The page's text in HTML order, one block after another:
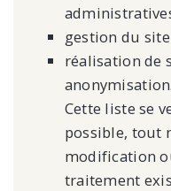
gestion du site
réalisation de
anonymisation.
Cette liste se
possible, tout
modification
traitement